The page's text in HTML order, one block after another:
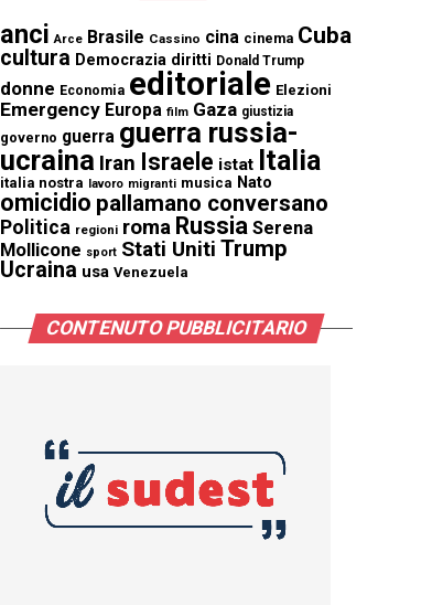
anci Arce Brasile Cassino cina cinema Cuba
cultura Democrazia diritti Donald Trump
donne Economia editoriale Elezioni
Emergency Europa film Gaza giustizia
governo guerra guerra russia-
ucraina Iran Israele istat Italia
italia nostra lavoro migranti musica Nato
omicidio pallamano conversano
Politica regioni roma Russia Serena
Mollicone sport Stati Uniti Trump
Ucraina usa Venezuela
CONTENUTO PUBBLICITARIO